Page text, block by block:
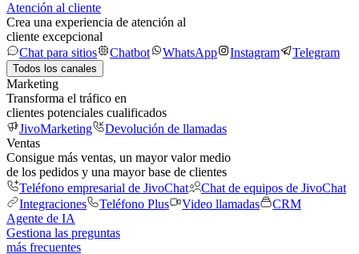
Atención al cliente
Crea una experiencia de atención al
cliente excepcional
Chat para sitios
Chatbot WhatsApp Instagram Telegram
Todos los canales
Marketing
Transforma el tráfico en
clientes potenciales cualificados
JivoMarketing
Devolución de llamadas
Ventas
Consigue más ventas, un mayor valor medio
de los pedidos y una mayor base de clientes
Teléfono empresarial de JivoChat
Chat de equipos de JivoChat
Integraciones
Teléfono Plus Video llamadas
CRM
Agente de IA
Gestiona las preguntas
más frecuentes